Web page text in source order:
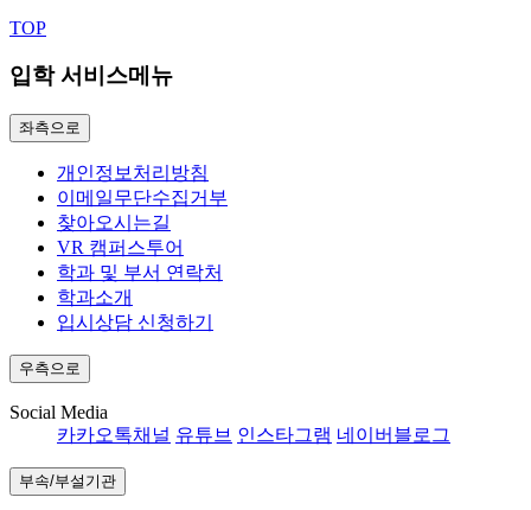
TOP
입학 서비스메뉴
좌측으로
개인정보처리방침
이메일무단수집거부
찾아오시는길
VR 캠퍼스투어
학과 및 부서 연락처
학과소개
입시상담 신청하기
우측으로
Social Media
카카오톡채널 유튜브 인스타그램 네이버블로그
부속/부설기관